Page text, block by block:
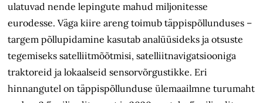
ulatuvad nende lepingute mahud miljonitesse
eurodesse. Väga kiire areng toimub täppispõllunduses –
targem põllupidamine kasutab analüüsideks ja otsuste
tegemiseks satelliitmõõtmisi, satelliitnavigatsiooniga
traktoreid ja lokaalseid sensorvõrgustikke. Eri
hinnangutel on täppispõllunduse ülemaailmne turumaht